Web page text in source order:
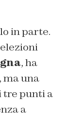
in parte.
, ha
ma una
tre punti a
a